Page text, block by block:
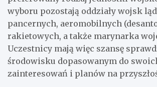
wyboru pozostają oddziały wojsk
pancernych, aeromobilnych
rakietowych, a także marynarka
Uczestnicy mają więc szansę
środowisku dopasowanym do
zainteresowań i planów na